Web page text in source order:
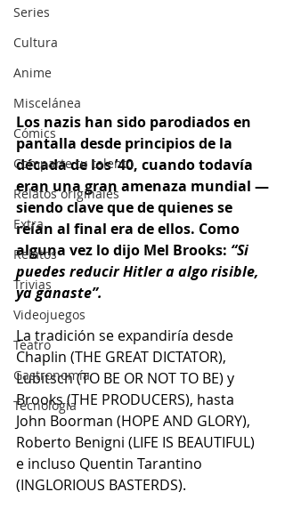
Series
Cultura
Anime
Miscelánea
Cómics
Comparte tu talento
Relatos originales
Extra
Relatos
Trivias
Videojuegos
Teatro
Gastronomía
Tecnología
Los nazis han sido parodiados en
pantalla desde principios de la
década de los ’40, cuando todavía
eran una gran amenaza mundial —
siendo clave que de quienes se
reían al final era de ellos. Como
alguna vez lo dijo Mel Brooks: “Si
puedes reducir Hitler a algo risible,
ya ganaste”.
La tradición se expandiría desde
Chaplin (THE GREAT DICTATOR),
Lubitsch (TO BE OR NOT TO BE) y
Brooks (THE PRODUCERS), hasta
John Boorman (HOPE AND GLORY),
Roberto Benigni (LIFE IS BEAUTIFUL)
e incluso Quentin Tarantino
(INGLORIOUS BASTERDS).